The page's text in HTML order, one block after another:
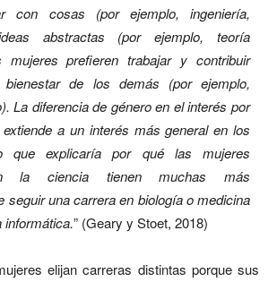
con cosas (por ejemplo, ingeniería,
abstractas (por ejemplo, teoría
prefieren trabajar y contribuir
bienestar de los demás (por ejemplo,
La diferencia de género en el interés por
a un interés más general en los
que explicaría por qué las mujeres
la ciencia tienen muchas más
seguir una carrera en biología o medicina
informática.” (Geary y Stoet, 2018)
elijan carreras distintas porque sus